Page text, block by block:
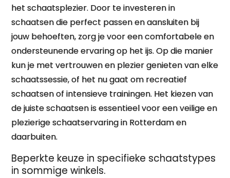
het schaatsplezier. Door te investeren in
schaatsen die perfect passen en aansluiten bij
jouw behoeften, zorg je voor een comfortabele en
ondersteunende ervaring op het ijs. Op die manier
kun je met vertrouwen en plezier genieten van elke
schaatssessie, of het nu gaat om recreatief
schaatsen of intensieve trainingen. Het kiezen van
de juiste schaatsen is essentieel voor een veilige en
plezierige schaatservaring in Rotterdam en
daarbuiten.
Beperkte keuze in specifieke schaatstypes
in sommige winkels.